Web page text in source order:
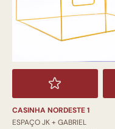
CASINHA NORDESTE 1
ESPAÇO JK + GABRIEL